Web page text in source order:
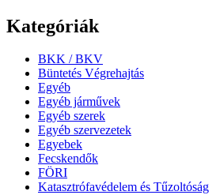
Kategóriák
BKK / BKV
Büntetés Végrehajtás
Egyéb
Egyéb járművek
Egyéb szerek
Egyéb szervezetek
Egyebek
Fecskendők
FÖRI
Katasztrófavédelem és Tűzoltóság